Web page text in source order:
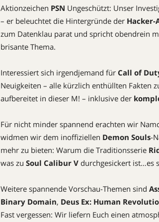
Aktionzeichen PSN Ungeschützt: Unser
– er beleuchtet die Hintergründe der
zum Datenklau parat und spricht obendrein
brisante Thema.
Interessiert sich irgendjemand für Call of
Neuigkeiten – alle kürzlich enthüllten Fakten
aufbereitet in dieser M! – inklusive der
Für nicht minder spannend erachten wir
widmen wir dem inoffiziellen Demon Souls-
mehr zu bieten: Warum die Traditionsserie
was zu Soul Calibur V durchgesickert ist…es
Weitere spannende Vorschau-Themen sind
Binary Domain, Deus Ex: Human
Fast vergessen: Wir liefern Euch einen